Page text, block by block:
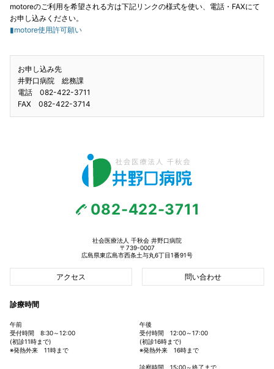
motoreのご利用を希望される方は下記リンクの様式を使い、電話・FAXにて
お申し込みください。
▮motore使用許可願い
お申し込み先
井野口病院 総務課
電話 082-422-3711
FAX 082-422-3714
082-422-3711
社会医療法人 千秋会 井野口病院
〒739-0007
広島県東広島市西条土与丸6丁目1番91号
アクセス 問い合わせ
診療時間
午前
受付時間 8:30～12:00
(初診11時まで)
※発熱外来 11時まで
午後
受付時間 12:00～17:00
(初診16時まで)
※発熱外来 16時まで
診察時間 15:00～終了まで